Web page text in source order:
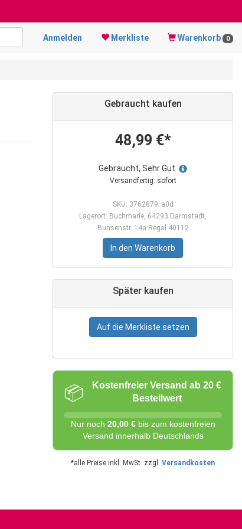
Anmelden Merkliste Warenkorb 0
Gebraucht kaufen
48,99 €*
Gebraucht, Sehr Gut
Versandfertig: sofort
SKU: 3762879_a0d
Lagerort: Buchmarie, 64293 Darmstadt,
Bunsenstr. 14a Regal 40112
In den Warenkorb
Später kaufen
Auf die Merkliste setzen
📦
Kostenfreier Versand ab 20 €
Bestellwert
Nur noch 20,00 €bis zum kostenfreien
Versand innerhalb Deutschlands
*alle Preise inkl. MwSt. zzgl. Versandkosten